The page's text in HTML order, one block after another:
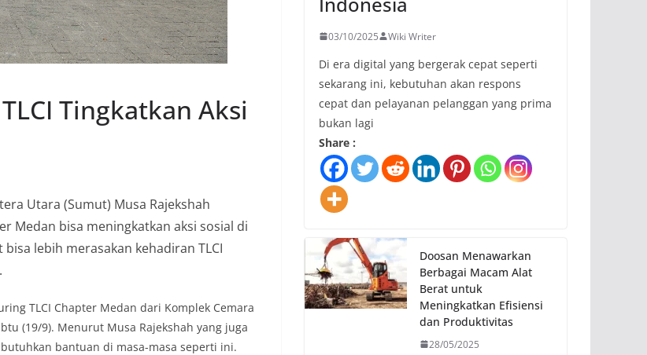
Tingkatkan Aksi
Utara (Sumut) Musa Rajekshah
Medan bisa meningkatkan aksi sosial di
lebih merasakan kehadiran TLCI
TLCI Chapter Medan dari Komplek Cemara
(19/9). Menurut Musa Rajekshah yang juga
bantuan di masa-masa seperti ini.
03/10/2025 Wiki Writer
Di era digital yang bergerak cepat seperti
sekarang ini, kebutuhan akan respons
cepat dan pelayanan pelanggan yang prima
bukan lagi
Share :
Doosan Menawarkan
Berbagai Macam Alat
Berat untuk
Meningkatkan Efisiensi
dan Produktivitas
28/05/2025